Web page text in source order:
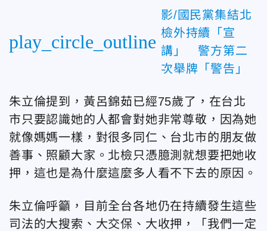
play_circle_outline
影/國民黨集結北
檢外持續「宣
講」 警方第二
次舉牌「警告」
朱立倫提到，黃呂錦茹已經75歲了，在台北
市只要認識她的人都會對她非常尊敬，因為她
就像媽媽一樣，對很多同仁、台北市的朋友做
善事、照顧大家。北檢只憑臆測就想要把她收
押，這也是為什麼這麼多人看不下去的原因。
朱立倫呼籲，目前全台各地仍在持續發生這些
司法的大搜索、大交保、大收押，「我們一定